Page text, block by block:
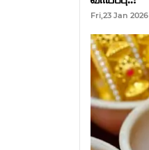
Fri,23 Jan 2026